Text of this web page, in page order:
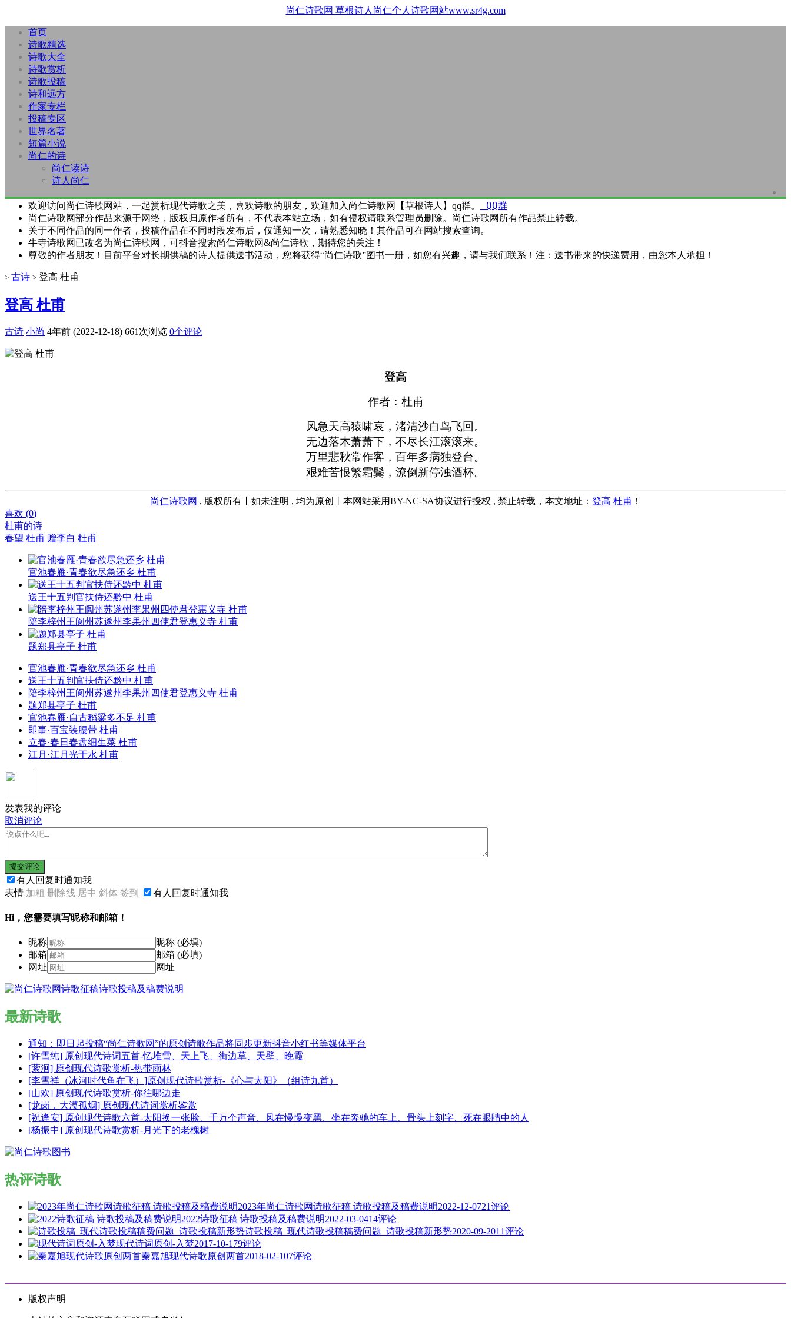
尚仁诗歌网 草根诗人尚仁个人诗歌网站www.sr4g.com
首页
诗歌精选
诗歌大全
诗歌赏析
诗歌投稿
诗和远方
作家专栏
投稿专区
世界名著
短篇小说
尚仁的诗
尚仁读诗
诗人尚仁
欢迎访问尚仁诗歌网站，一起赏析现代诗歌之美，喜欢诗歌的朋友，欢迎加入尚仁诗歌网【草根诗人】qq群。 QQ群
尚仁诗歌网部分作品来源于网络，版权归原作者所有，不代表本站立场，如有侵权请联系管理员删除。尚仁诗歌网所有作品禁止转载。
关于不同作品的同一作者，投稿作品在不同时段发布后，仅通知一次，请熟悉知晓！其作品可在网站搜索查询。
牛寺诗歌网已改名为尚仁诗歌网，可抖音搜索尚仁诗歌网&尚仁诗歌，期待您的关注！
尊敬的作者朋友！目前平台对长期供稿的诗人提供送书活动，您将获得“尚仁诗歌”图书一册，如您有兴趣，请与我们联系！注：送书带来的快递费用，由您本人承担！
> 古诗 > 登高 杜甫
登高 杜甫
古诗 小尚 4年前 (2022-12-18) 661次浏览 0个评论
登高
作者：杜甫
风急天高猿啸哀，渚清沙白鸟飞回。
无边落木萧萧下，不尽长江滚滚来。
万里悲秋常作客，百年多病独登台。
艰难苦恨繁霜鬓，潦倒新停浊酒杯。
尚仁诗歌网 , 版权所有丨如未注明 , 均为原创丨本网站采用BY-NC-SA协议进行授权 , 禁止转载，本文地址： 登高 杜甫！
喜欢 (0)
杜甫的诗
春望 杜甫 赠李白 杜甫
官池春雁·青春欲尽急还乡 杜甫
送王十五判官扶侍还黔中 杜甫
陪李梓州王阆州苏遂州李果州四使君登惠义寺 杜甫
题郑县亭子 杜甫
官池春雁·青春欲尽急还乡 杜甫
送王十五判官扶侍还黔中 杜甫
陪李梓州王阆州苏遂州李果州四使君登惠义寺 杜甫
题郑县亭子 杜甫
官池春雁·自古稻粱多不足 杜甫
即事·百宝装腰带 杜甫
立春·春日春盘细生菜 杜甫
江月·江月光于水 杜甫
发表我的评论
取消评论
提交评论
有人回复时通知我
表情 加粗 删除线 居中 斜体 签到 有人回复时通知我
Hi，您需要填写昵称和邮箱！
昵称
昵称 (必填)
邮箱
邮箱 (必填)
网址
网址
最新诗歌
通知：即日起投稿“尚仁诗歌网”的原创诗歌作品将同步更新抖音小红书等媒体平台
[许雪纯] 原创现代诗词五首-忆堆雪、天上飞、街边草、天壁、晚霞
[萦洄] 原创现代诗歌赏析-热带雨林
[李雪祥（冰河时代鱼在飞）]原创现代诗歌赏析-《心与太阳》（组诗九首）
[山欢] 原创现代诗歌赏析-你往哪边走
[龙岗，大漠孤烟] 原创现代诗词赏析鉴赏
[祝逢安] 原创现代诗歌六首-太阳换一张脸、千万个声音、风在慢慢变黑、坐在奔驰的车上、骨头上刻字、死在眼睛中的人
[杨振中] 原创现代诗歌赏析-月光下的老槐树
热评诗歌
2023年尚仁诗歌网诗歌征稿 诗歌投稿及稿费说明2022-12-0721评论
2022诗歌征稿 诗歌投稿及稿费说明2022-03-0414评论
诗歌投稿_现代诗歌投稿稿费问题_诗歌投稿新形势2020-09-2011评论
现代诗词原创-入梦2017-10-179评论
秦嘉旭现代诗歌原创两首2018-02-107评论
版权声明